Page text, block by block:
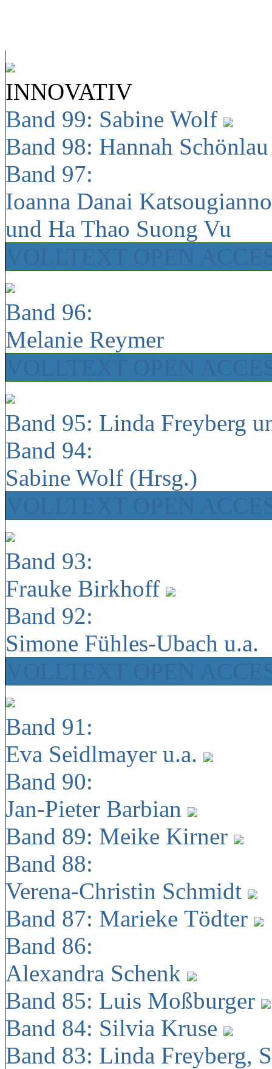
INNOVATIV
Band 99: Sabine Wolf
Band 98: Hannah
Band 97:
Ioanna Danai
und Ha Thao Suong Vu
Band 96:
Melanie Reymer
Band 95: Linda Freyberg
Band 94:
Sabine Wolf (Hrsg.)
Band 93:
Frauke Birkhoff
Band 92:
Simone Fühles-Ubach u.a.
Band 91:
Eva Seidlmayer u.a.
Band 90:
Jan-Pieter Barbian
Band 89: Meike Kirner
Band 88:
Verena-Christin Schmidt
Band 87: Marieke Tödter
Band 86:
Alexandra Schenk
Band 85: Luis Moßburger
Band 84: Silvia Kruse
Band 83: Linda Freyberg,